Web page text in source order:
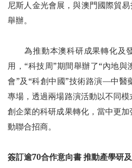
尼斯人金光會展，與澳門國際貿
舉辦。
為推動本澳科研成果轉化及
用，“科技周”期間舉辦了“內地
會”及“科創中國”技術路演—中醫
專場，透過兩場路演活動以不同
創企業的科研成果轉化，當中更
動聯合招商。
簽訂逾70合作意向書 推動產學研